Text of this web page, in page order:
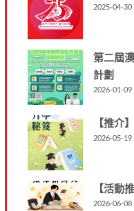
2025-04-30
第二屆
計劃
2026-01-09
【推介
2026-05-19
【活動
2026-06-08